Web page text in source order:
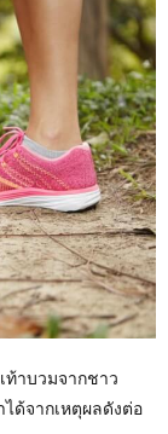
ท้าบวมจากชาว
ด้จากเหตุผลดังต่อ